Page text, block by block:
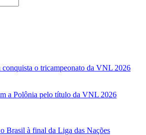
o tricampeonato da VNL 2026
a Polônia pelo título da VNL 2026
Brasil à final da Liga das Nações